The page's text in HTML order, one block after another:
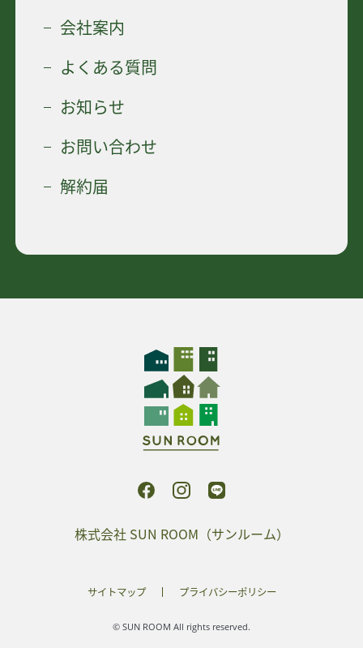
会社案内
よくある質問
お知らせ
お問い合わせ
解約届
株式会社 SUN ROOM（サンルーム）
サイトマップ プライバシーポリシー
© SUN ROOM All rights reserved.